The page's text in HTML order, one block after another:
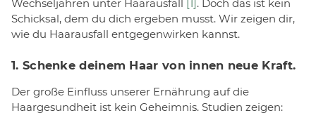
Wechseljahren unter Haarausfall [1]. Doch das ist kein
Schicksal, dem du dich ergeben musst. Wir zeigen dir,
wie du Haarausfall entgegenwirken kannst.
1. Schenke deinem Haar von innen neue Kraft.
Der große Einfluss unserer Ernährung auf die
Haargesundheit ist kein Geheimnis. Studien zeigen: